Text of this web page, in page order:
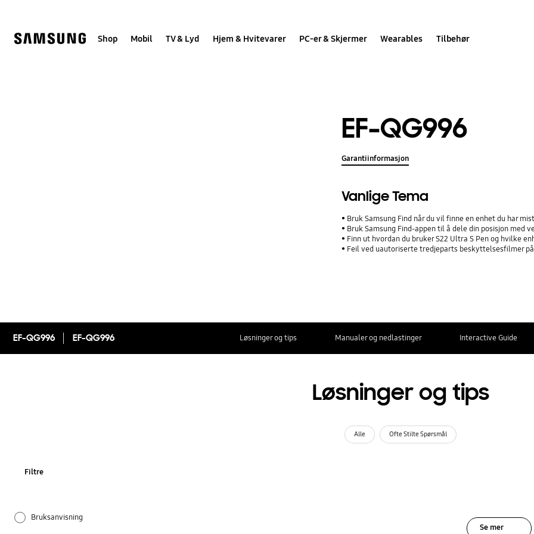
Shop Mobil TV & Lyd Hjem & Hvitevarer PC-er & Skjermer Wearables Tilbehør
EF-QG996
Garantiinformasjon
Vanlige Tema
Bruk Samsung Find når du vil finne en enhet du har
Bruk Samsung Find-appen til å dele din posisjon med
Finn ut hvordan du bruker S22 Ultra S Pen og hvilke
Feil ved uautoriserte tredjeparts beskyttelsesfilmer
EF-QG996 EF-QG996 Løsninger og tips Manualer og nedlastinger Interactive Guide
Løsninger og tips
Alle Ofte Stilte Spørsmål
Filtre
Bruksanvisning
Se mer